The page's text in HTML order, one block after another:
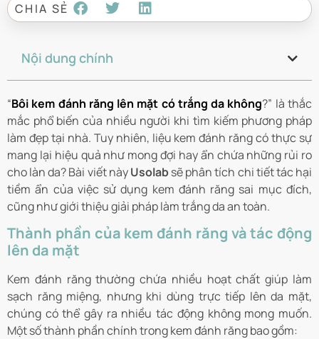
CHIA SẺ
Nội dung chính
“Bôi kem đánh răng lên mặt có trắng da không?” là thắc
mắc phổ biến của nhiều người khi tìm kiếm phương pháp
làm đẹp tại nhà. Tuy nhiên, liệu kem đánh răng có thực sự
mang lại hiệu quả như mong đợi hay ẩn chứa những rủi ro
cho làn da? Bài viết nàyUsolabsẽ phân tích chi tiết tác hại
tiềm ẩn của việc sử dụng kem đánh răng sai mục đích,
cũng như giới thiệu giải pháp làm trắng da an toàn.
Thành phần của kem đánh răng và tác động
lên da mặt
Kem đánh răng thường chứa nhiều hoạt chất giúp làm
sạch răng miệng, nhưng khi dùng trực tiếp lên da mặt,
chúng có thể gây ra nhiều tác động không mong muốn.
Một số thành phần chính trong kem đánh răng bao gồm: